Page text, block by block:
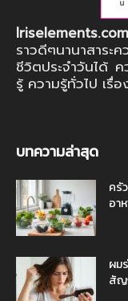
ราวดีๆนานาสาระ
ชีวิตประจำวันได้
รู้ ความรู้ทั่วไป เรื่
บทความล่าสุด
ครั
อา
ผม
สัญ